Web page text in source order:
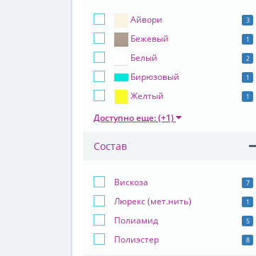
Айвори 3
Бежевый 1
Белый 2
Бирюзовый 1
Желтый 1
Доступно еще: (+1)
Состав
Вискоза 7
Люрекс (мет.нить) 1
Полиамид 5
Полиэстер 8